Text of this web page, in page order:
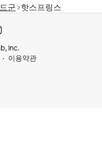
군 핫스프링스
Inc.
이용약관